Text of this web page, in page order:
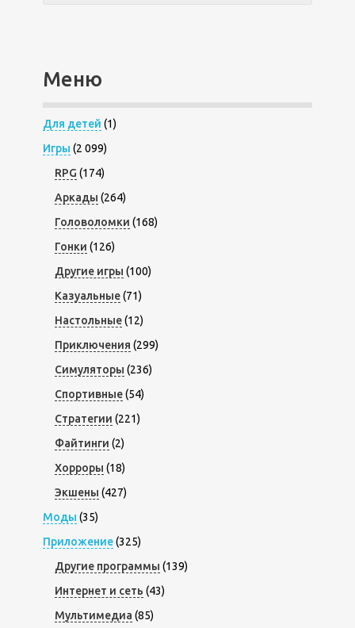
Меню
Для детей (1)
Игры (2 099)
RPG (174)
Аркады (264)
Головоломки (168)
Гонки (126)
Другие игры (100)
Казуальные(71)
Настольные(12)
Приключения (299)
Симуляторы (236)
Спортивные(54)
Стратегии (221)
Файтинги (2)
Хорроры (18)
Экшены (427)
Моды (35)
Приложение(325)
Другие программы (139)
Интернет и сеть (43)
Мультимедиа (85)